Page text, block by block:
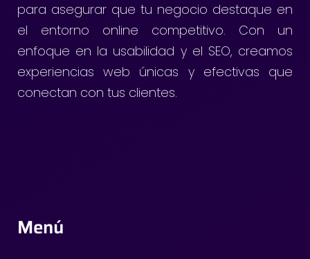
para asegurar que tu negocio destaque en
el entorno online competitivo. Con un
enfoque en la usabilidad y el SEO, creamos
experiencias web únicas y efectivas que
conectan con tus clientes.
Menú